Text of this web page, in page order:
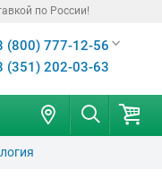
по России!
(800) 777-12-56
(351) 202-03-63